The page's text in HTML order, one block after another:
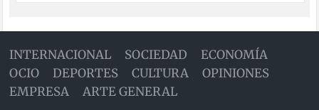
INTERNACIONAL SOCIEDAD
ECONOMÍA
OCIO
DEPORTES CULTURA
OPINIONES
EMPRESA
ARTE GENERAL